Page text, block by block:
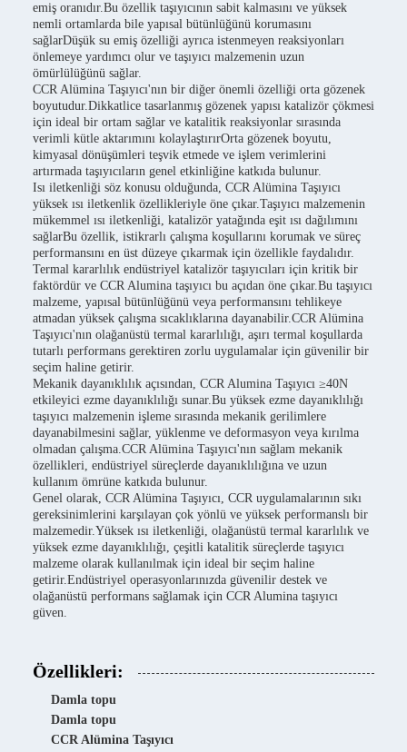
emiş oranıdır.Bu özellik taşıyıcının sabit kalmasını ve yüksek
nemli ortamlarda bile yapısal bütünlüğünü korumasını
sağlarDüşük su emiş özelliği ayrıca istenmeyen reaksiyonları
önlemeye yardımcı olur ve taşıyıcı malzemenin uzun
ömürlülüğünü sağlar.
CCR Alümina Taşıyıcı'nın bir diğer önemli özelliği orta gözenek
boyutudur.Dikkatlice tasarlanmış gözenek yapısı katalizör çökmesi
için ideal bir ortam sağlar ve katalitik reaksiyonlar sırasında
verimli kütle aktarımını kolaylaştırırOrta gözenek boyutu,
kimyasal dönüşümleri teşvik etmede ve işlem verimlerini
artırmada taşıyıcıların genel etkinliğine katkıda bulunur.
Isı iletkenliği söz konusu olduğunda, CCR Alümina Taşıyıcı
yüksek ısı iletkenlik özellikleriyle öne çıkar.Taşıyıcı malzemenin
mükemmel ısı iletkenliği, katalizör yatağında eşit ısı dağılımını
sağlarBu özellik, istikrarlı çalışma koşullarını korumak ve süreç
performansını en üst düzeye çıkarmak için özellikle faydalıdır.
Termal kararlılık endüstriyel katalizör taşıyıcıları için kritik bir
faktördür ve CCR Alumina taşıyıcı bu açıdan öne çıkar.Bu taşıyıcı
malzeme, yapısal bütünlüğünü veya performansını tehlikeye
atmadan yüksek çalışma sıcaklıklarına dayanabilir.CCR Alümina
Taşıyıcı'nın olağanüstü termal kararlılığı, aşırı termal koşullarda
tutarlı performans gerektiren zorlu uygulamalar için güvenilir bir
seçim haline getirir.
Mekanik dayanıklılık açısından, CCR Alumina Taşıyıcı ≥40N
etkileyici ezme dayanıklılığı sunar.Bu yüksek ezme dayanıklılığı
taşıyıcı malzemenin işleme sırasında mekanik gerilimlere
dayanabilmesini sağlar, yüklenme ve deformasyon veya kırılma
olmadan çalışma.CCR Alümina Taşıyıcı'nın sağlam mekanik
özellikleri, endüstriyel süreçlerde dayanıklılığına ve uzun
kullanım ömrüne katkıda bulunur.
Genel olarak, CCR Alümina Taşıyıcı, CCR uygulamalarının sıkı
gereksinimlerini karşılayan çok yönlü ve yüksek performanslı bir
malzemedir.Yüksek ısı iletkenliği, olağanüstü termal kararlılık ve
yüksek ezme dayanıklılığı, çeşitli katalitik süreçlerde taşıyıcı
malzeme olarak kullanılmak için ideal bir seçim haline
getirir.Endüstriyel operasyonlarınızda güvenilir destek ve
olağanüstü performans sağlamak için CCR Alumina taşıyıcı
güven.
Özellikleri:
Damla topu
Damla topu
CCR Alümina Taşıyıcı